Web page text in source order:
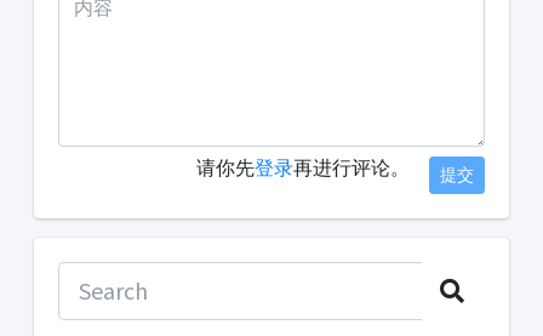
请你先登录再进行评论。 提交